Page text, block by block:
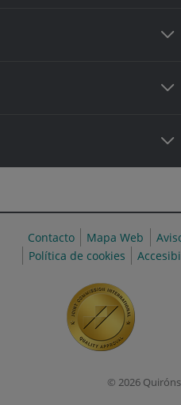
Contacto Mapa Web
Política de cookies
© 2026